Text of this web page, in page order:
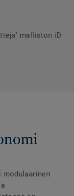
malliston iD
modulaarinen